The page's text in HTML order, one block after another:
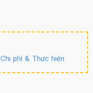
Chi phí & Thực hiện